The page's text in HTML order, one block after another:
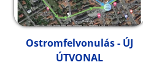
Ostromfelvonulás - ÚJ
ÚTVONAL